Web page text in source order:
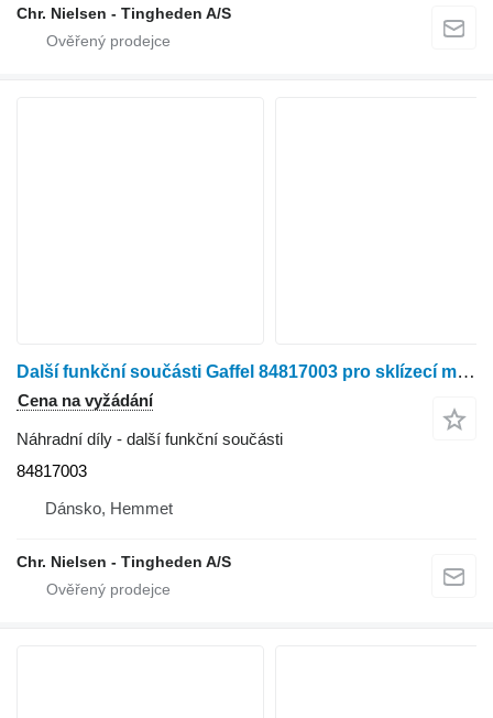
Chr. Nielsen - Tingheden A/S
Další funkční součásti Gaffel 84817003 pro sklízecí mlátičku New Holland TF78
Cena na vyžádání
Náhradní díly - další funkční součásti
84817003
Dánsko, Hemmet
Chr. Nielsen - Tingheden A/S